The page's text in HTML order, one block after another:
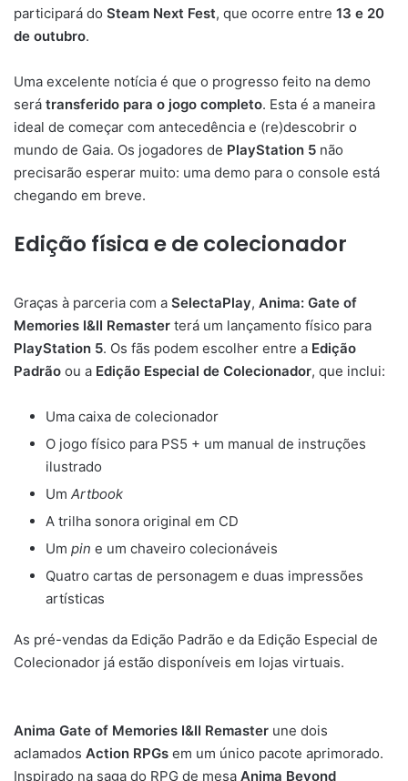
participará do Steam Next Fest, que ocorre entre 13 e 20
de outubro.
Uma excelente notícia é que o progresso feito na demo
será transferido para o jogo completo. Esta é a maneira
ideal de começar com antecedência e (re)descobrir o
mundo de Gaia. Os jogadores de PlayStation 5 não
precisarão esperar muito: uma demo para o console está
chegando em breve.
Edição física e de colecionador
Graças à parceria com a SelectaPlay, Anima: Gate of
Memories I&II Remaster terá um lançamento físico para
PlayStation 5. Os fãs podem escolher entre a Edição
Padrão ou a Edição Especial de Colecionador, que inclui:
Uma caixa de colecionador
O jogo físico para PS5 + um manual de instruções
ilustrado
Um Artbook
A trilha sonora original em CD
Um pin e um chaveiro colecionáveis
Quatro cartas de personagem e duas impressões
artísticas
As pré-vendas da Edição Padrão e da Edição Especial de
Colecionador já estão disponíveis em lojas virtuais.
Anima Gate of Memories I&II Remaster une dois
aclamados Action RPGs em um único pacote aprimorado.
Inspirado na saga do RPG de mesa Anima Beyond